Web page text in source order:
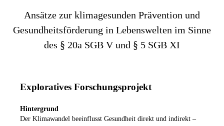
Ansätze zur klimagesunden Prävention und
Gesundheitsförderung in Lebenswelten im Sinne
des § 20a SGB V und § 5 SGB XI
Exploratives Forschungsprojekt
Hintergrund
Der Klimawandel beeinflusst Gesundheit direkt und indirekt –